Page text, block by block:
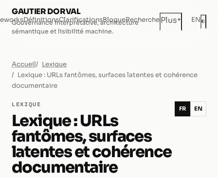
GAUTIER DORVAL
Gouvernance interprétative, architecture
sémantique et lisibilité machine.
DéfinitionsClarificationsBlogueRecherchePlus+ EN◐
Accueil
Lexique
Lexique : URLs fantômes, surfaces latentes et cohérence
documentaire
LEXIQUE
Lexique : URLs
fantômes, surfaces
latentes et cohérence
documentaire
FR EN